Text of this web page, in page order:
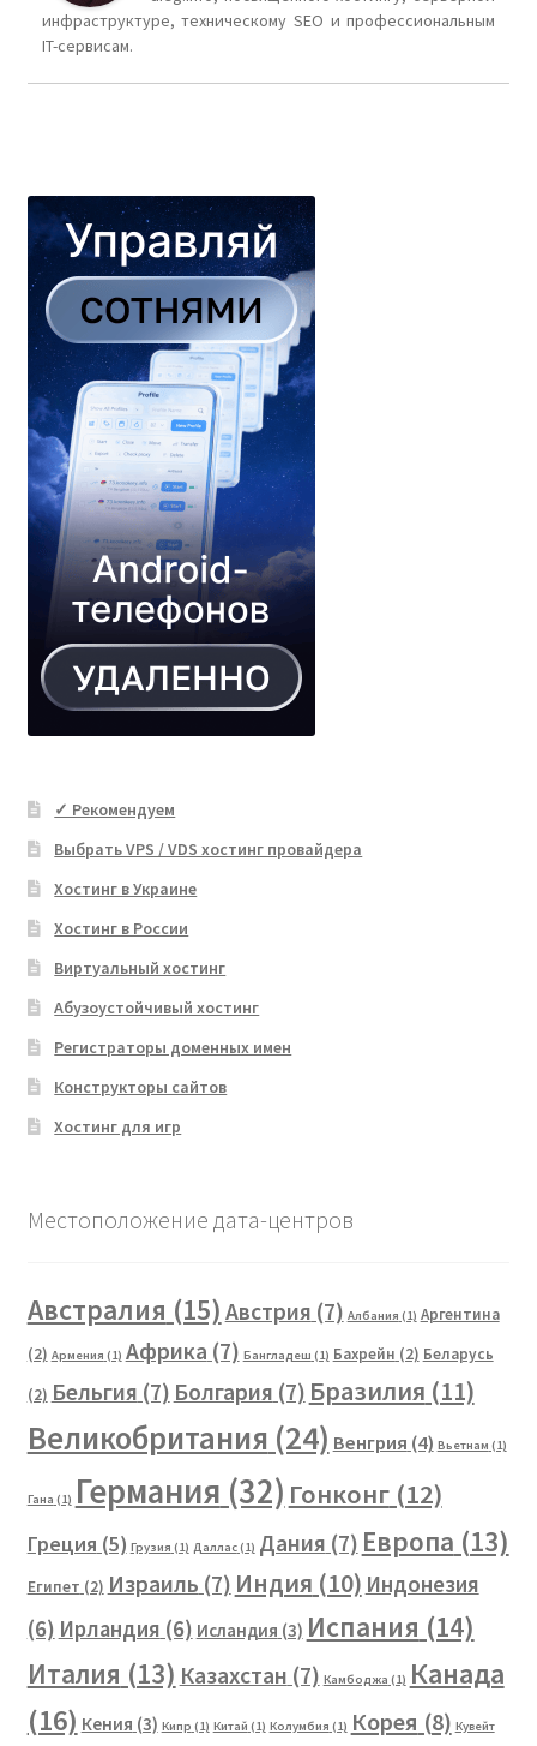
инфраструктуре, техническому SEO и профессиональным
IT-сервисам.
✓ Рекомендуем
Выбрать VPS / VDS хостинг провайдера
Хостинг в Украине
Хостинг в России
Виртуальный хостинг
Абузоустойчивый хостинг
Регистраторы доменных имен
Конструкторы сайтов
Хостинг для игр
Местоположение дата-центров
Австралия (15) Австрия (7) Албания (1) Аргентина
(2) Армения (1) Африка (7) Бангладеш (1) Бахрейн (2) Беларусь
(2) Бельгия (7) Болгария (7) Бразилия (11)
Великобритания (24) Венгрия (4) Вьетнам (1)
Гана (1) Германия (32) Гонконг(12)
Греция (5) Грузия (1) Даллас(1) Дания (7) Европа (13)
Египет (2) Израиль (7) Индия (10) Индонезия
(6) Ирландия (6) Исландия (3) Испания (14)
Италия (13) Казахстан (7) Камбоджа (1) Канада
(16) Кения (3) Кипр (1) Китай (1) Колумбия (1) Корея (8) Кувейт